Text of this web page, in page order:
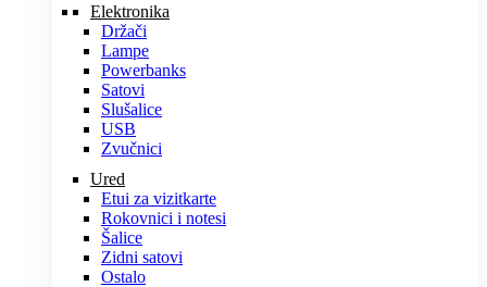
Elektronika
Držači
Lampe
Powerbanks
Satovi
Slušalice
USB
Zvučnici
Ured
Etui za vizitkarte
Rokovnici i notesi
Šalice
Zidni satovi
Ostalo